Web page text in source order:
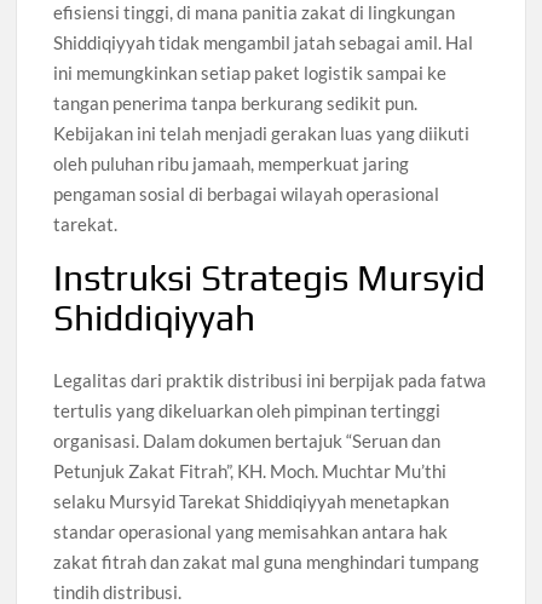
efisiensi tinggi, di mana panitia zakat di lingkungan
Shiddiqiyyah tidak mengambil jatah sebagai amil. Hal
ini memungkinkan setiap paket logistik sampai ke
tangan penerima tanpa berkurang sedikit pun.
Kebijakan ini telah menjadi gerakan luas yang diikuti
oleh puluhan ribu jamaah, memperkuat jaring
pengaman sosial di berbagai wilayah operasional
tarekat.
Instruksi Strategis Mursyid
Shiddiqiyyah
Legalitas dari praktik distribusi ini berpijak pada fatwa
tertulis yang dikeluarkan oleh pimpinan tertinggi
organisasi. Dalam dokumen bertajuk “Seruan dan
Petunjuk Zakat Fitrah”, KH. Moch. Muchtar Mu’thi
selaku Mursyid Tarekat Shiddiqiyyah menetapkan
standar operasional yang memisahkan antara hak
zakat fitrah dan zakat mal guna menghindari tumpang
tindih distribusi.